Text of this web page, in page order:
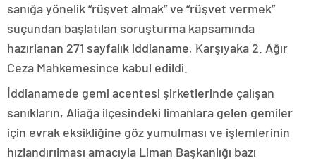
sanığa yönelik “rüşvet almak” ve “rüşvet vermek”
suçundan başlatılan soruşturma kapsamında
hazırlanan 271 sayfalık iddianame, Karşıyaka 2. Ağır
Ceza Mahkemesince kabul edildi.
İddianamede gemi acentesi şirketlerinde çalışan
sanıkların, Aliağa ilçesindeki limanlara gelen gemiler
için evrak eksikliğine göz yumulması ve işlemlerinin
hızlandırılması amacıyla Liman Başkanlığı bazı